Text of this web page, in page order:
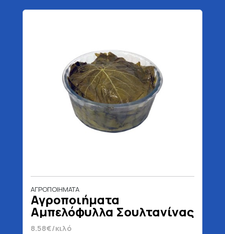
ΑΓΡΟΠΟΙΗΜΑΤΑ
Αγροποιήματα
Αμπελόφυλλα Σουλτανίνας
Σε Άλμη
8.58€/κιλό